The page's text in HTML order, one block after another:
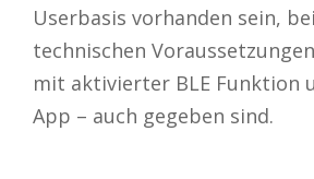
Userbasis vorhanden sein,
technischen
mit aktivierter BLE Funktion
App – auch gegeben sind.